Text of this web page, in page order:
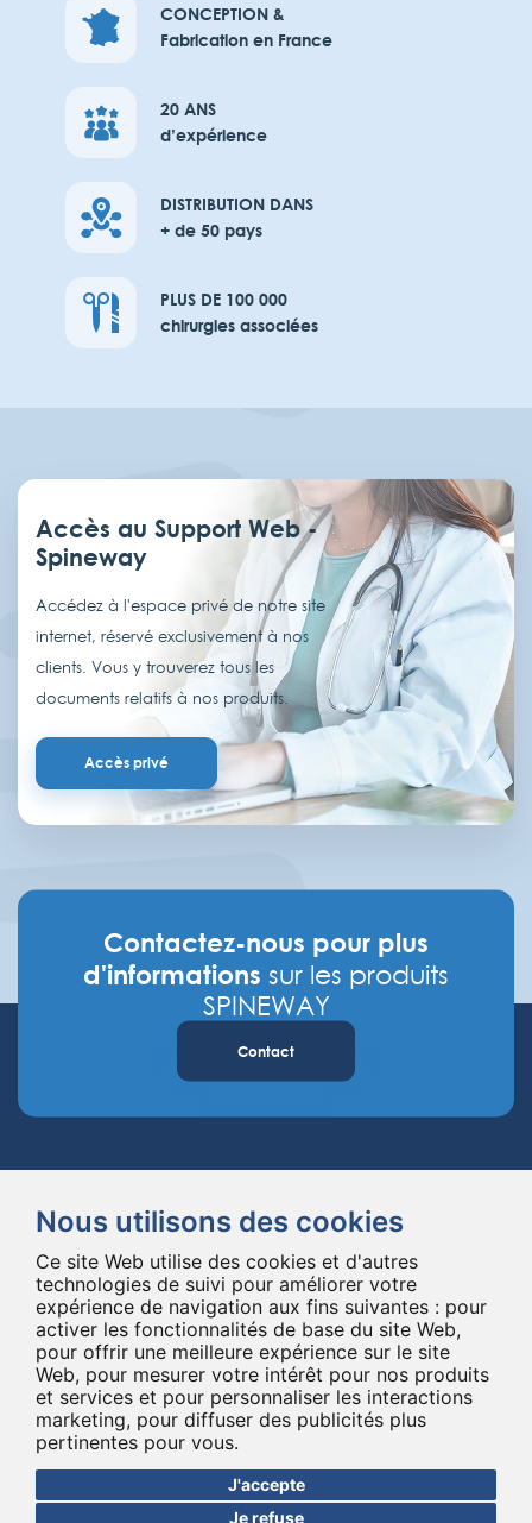
Nous utilisons des cookies
Ce site Web utilise des cookies et d'autres
technologies de suivi pour améliorer votre
expérience de navigation aux fins suivantes : pour
activer les fonctionnalités de base du site Web,
pour offrir une meilleure expérience sur le site
Web, pour mesurer votre intérêt pour nos produits
et services et pour personnaliser les interactions
marketing, pour diffuser des publicités plus
pertinentes pour vous.
J'accepte
Je refuse
CONCEPTION &
Fabrication en France
20 ANS
d’expérience
DISTRIBUTION DANS
+ de 50 pays
PLUS DE 100 000
chirurgies associées
Accès au Support Web -
Spineway
Accédez à l'espace privé de notre site
internet, réservé exclusivement à nos
clients. Vous y trouverez tous les
documents relatifs à nos produits.
Accès privé
Contactez-nous pour plus
d'informations sur les produits
SPINEWAY
Contact
Spineway conçoit et fournit des implants et des instruments innovants
pour la chirurgie du rachis, améliorant la chirurgie rachidienne dans le
monde entier depuis 20 ans.
*Ensemble, jusqu'au bout